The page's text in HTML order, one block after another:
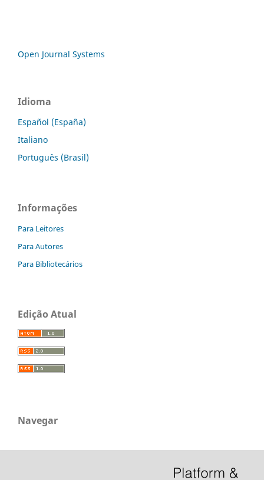
Open Journal Systems
Idioma
Español (España)
Italiano
Português (Brasil)
Informações
Para Leitores
Para Autores
Para Bibliotecários
Edição Atual
Navegar